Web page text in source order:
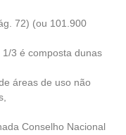
72) (ou 101.900
3 é composta dunas
áreas de uso não
Conselho Nacional